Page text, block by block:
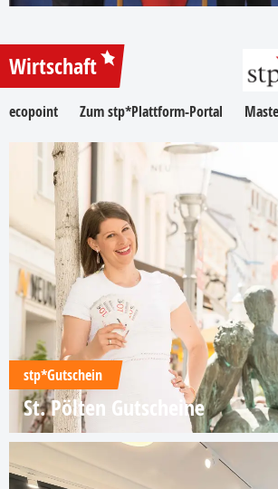
Wirtschaft
ecopoint Zum stp*Plattform-Portal
stp*Gutschein
St. Pölten Gutscheine